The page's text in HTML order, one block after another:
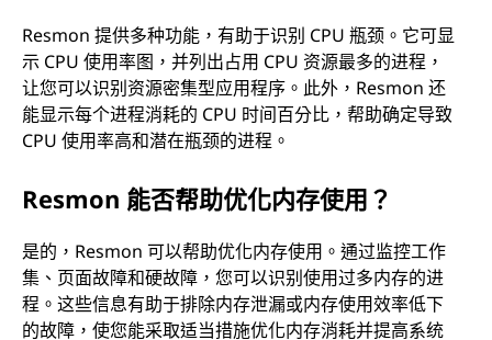
Resmon 提供多种功能，有助于识别 CPU 瓶颈。它可显
示 CPU 使用率图，并列出占用 CPU 资源最多的进程，
让您可以识别资源密集型应用程序。此外，Resmon 还
能显示每个进程消耗的 CPU 时间百分比，帮助确定导致
CPU 使用率高和潜在瓶颈的进程。
Resmon 能否帮助优化内存使用？
是的，Resmon 可以帮助优化内存使用。通过监控工作
集、页面故障和硬故障，您可以识别使用过多内存的进
程。这些信息有助于排除内存泄漏或内存使用效率低下
的故障，使您能采取适当措施优化内存消耗并提高系统